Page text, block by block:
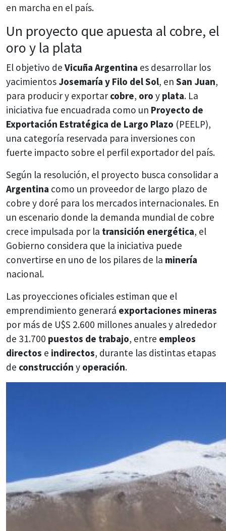
en marcha en el país.
Un proyecto que apuesta al cobre, el
oro y la plata
El objetivo de Vicuña Argentina es desarrollar los
yacimientos Josemaría y Filo del Sol, en San Juan,
para producir y exportar cobre, oro y plata. La
iniciativa fue encuadrada como un Proyecto de
Exportación Estratégica de Largo Plazo (PEELP),
una categoría reservada para inversiones con
fuerte impacto sobre el perfil exportador del país.
Según la resolución, el proyecto busca consolidar a
Argentina como un proveedor de largo plazo de
cobre y doré para los mercados internacionales. En
un escenario donde la demanda mundial de cobre
crece impulsada por la transición energética, el
Gobierno considera que la iniciativa puede
convertirse en uno de los pilares de la minería
nacional.
Las proyecciones oficiales estiman que el
emprendimiento generará exportaciones mineras
por más de U$S 2.600 millones anuales y alrededor
de 31.700 puestos de trabajo, entre empleos
directos e indirectos, durante las distintas etapas
de construcción y operación.